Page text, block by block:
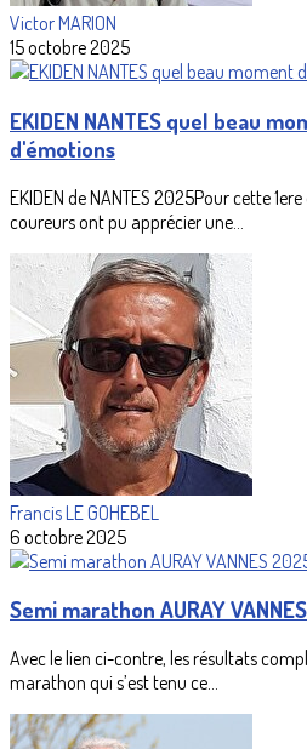
Victor MARION
15 octobre 2025
EKIDEN NANTES quel beau
d'émotions
EKIDEN de NANTES 2025Pour cette
coureurs ont pu apprécier une...
Francis LE GOHEBEL
6 octobre 2025
Semi marathon AURAY
Avec le lien ci-contre, les résultats
marathon qui s’est tenu ce...